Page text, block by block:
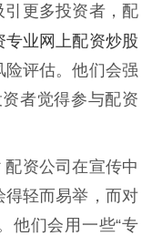
更多投资者，配
专业网上配资炒股
评估。他们会强
资者觉得参与配资
资公司在宣传中
轻而易举，而对
他们会用一些“专